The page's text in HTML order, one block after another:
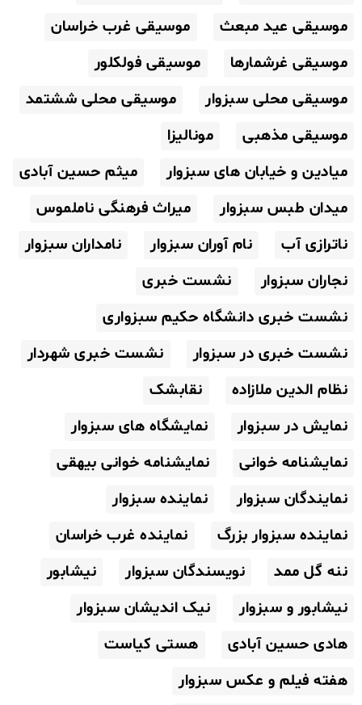
موسیقی عید مبعث
موسیقی غرب خراسان
موسیقی غرشمارها
موسیقی فولکلور
موسیقی محلی سبزوار
موسیقی محلی ششتمد
موسیقی مذهبی
مونالیزا
میادین و خیابان های سبزوار
میثم حسین آبادی
میدان طبس سبزوار
میراث فرهنگی ناملموس
ناترازی آب
نام آوران سبزوار
نامداران سبزوار
نجاران سبزوار
نشست خبری
نشست خبری دانشگاه حکیم سبزواری
نشست خبری در سبزوار
نشست خبری شهردار
نظام الدین ملازاده
نقابشک
نمایش در سبزوار
نمایشگاه های سبزوار
نمایشنامه خوانی
نمایشنامه خوانی بیهقی
نمایندگان سبزوار
نماینده سبزوار
نماینده سبزوار بزرگ
نماینده غرب خراسان
ننه گل ممد
نویسندگان سبزوار
نیشابور
نیشابور و سبزوار
نیک اندیشان سبزوار
هادی حسین آبادی
هستی کیاست
هفته فیلم و عکس سبزوار